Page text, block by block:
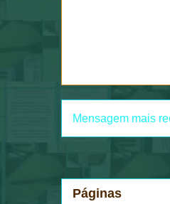
Mensagem mais
Páginas